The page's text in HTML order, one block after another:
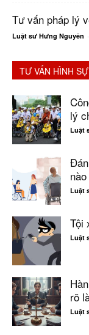
Tư vấn pháp lý
Luật sư Hưng Nguyên -
TƯ VẤN HÌNH SỰ
lý
Luật
nào
Luật
Tội
Luật
rõ
Luật